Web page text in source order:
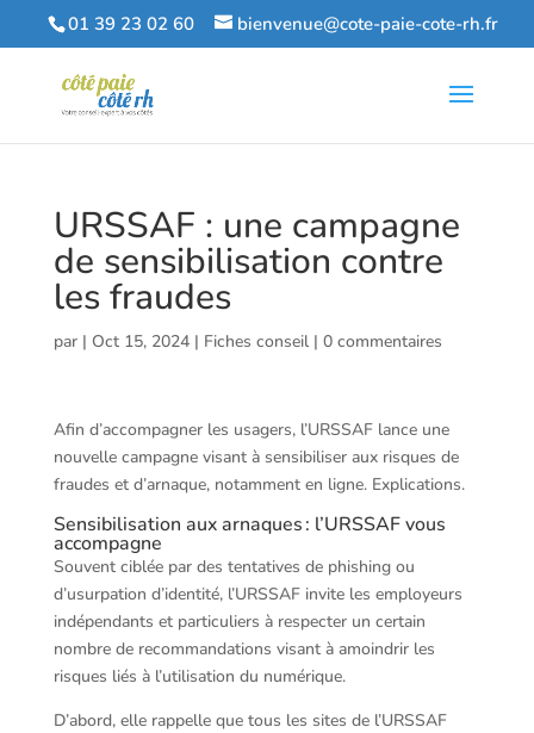
01 39 23 02 60 bienvenue@cote-paie-cote-rh.fr
URSSAF : une campagne
de sensibilisation contre
les fraudes
par | Oct 15, 2024| Fiches conseil| 0 commentaires
Afin d’accompagner les usagers, l’URSSAF lance une
nouvelle campagne visant à sensibiliser aux risques de
fraudes et d’arnaque, notamment en ligne. Explications.
Sensibilisation aux arnaques : l’URSSAF vous
accompagne
Souvent ciblée par des tentatives de phishing ou
d’usurpation d’identité, l’URSSAF invite les employeurs
indépendants et particuliers à respecter un certain
nombre de recommandations visant à amoindrir les
risques liés à l’utilisation du numérique.
D’abord, elle rappelle que tous les sites de l’URSSAF